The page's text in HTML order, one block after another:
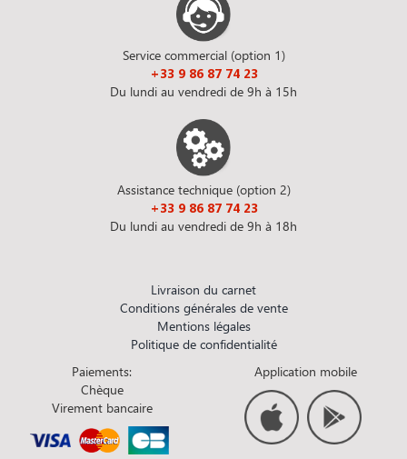
Service commercial (option 1)
+33 9 86 87 74 23
Du lundi au vendredi de 9h à 15h
Assistance technique (option 2)
+33 9 86 87 74 23
Du lundi au vendredi de 9h à 18h
Livraison du carnet
Conditions générales de vente
Mentions légales
Politique de confidentialité
Paiements:
Chèque
Virement bancaire
Application mobile